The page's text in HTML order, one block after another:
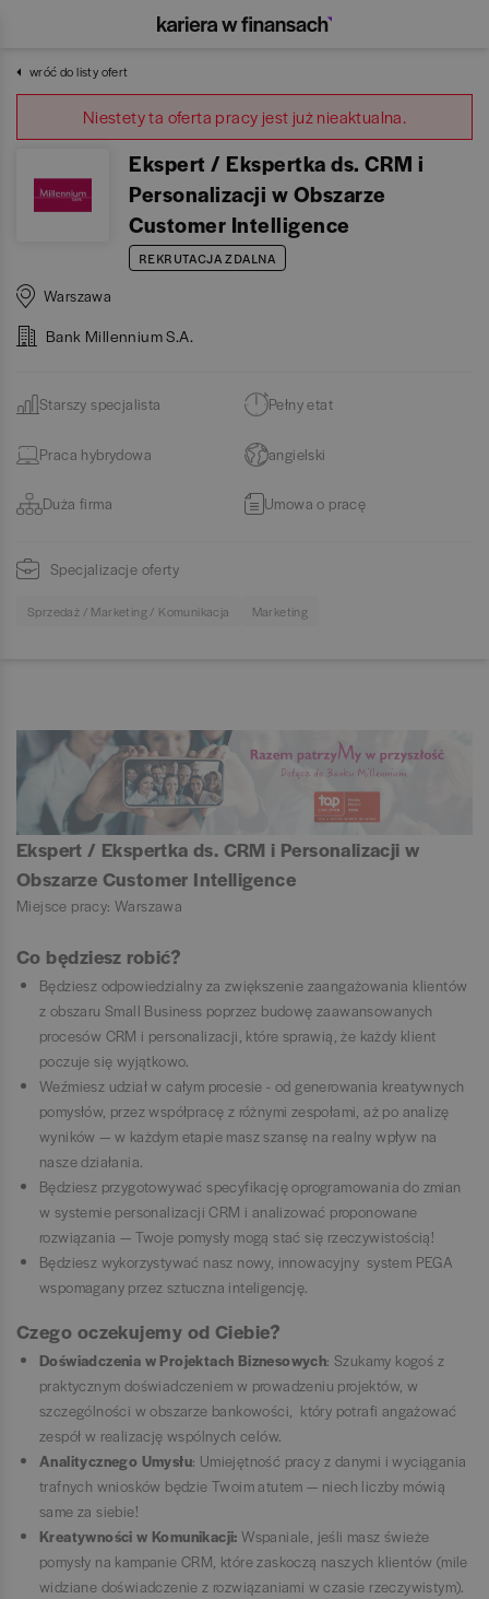
wróć do listy ofert
Niestety ta oferta pracy jest już nieaktualna.
Ekspert / Ekspertka ds. CRM i
Personalizacji w Obszarze
Customer Intelligence
REKRUTACJA ZDALNA
Warszawa
Bank Millennium S.A.
Starszy specjalista Pełny etat
Praca hybrydowa angielski
Duża firma Umowa o pracę
Specjalizacje oferty
Sprzedaż / Marketing / Komunikacja Marketing
Ekspert / Ekspertka ds. CRM i Personalizacji w
Obszarze Customer Intelligence
Miejsce pracy: Warszawa
Co będziesz robić?
Będziesz odpowiedzialny za zwiększenie zaangażowania klientów
z obszaru Small Business poprzez budowę zaawansowanych
procesów CRM i personalizacji, które sprawią, że każdy klient
poczuje się wyjątkowo.
Weźmiesz udział w całym procesie - od generowania kreatywnych
pomysłów, przez współpracę z różnymi zespołami, aż po analizę
wyników — w każdym etapie masz szansę na realny wpływ na
nasze działania.
Będziesz przygotowywać specyfikację oprogramowania do zmian
w systemie personalizacji CRM i analizować proponowane
rozwiązania — Twoje pomysły mogą stać się rzeczywistością!
Będziesz wykorzystywać nasz nowy, innowacyjny system PEGA
wspomagany przez sztuczna inteligencję.
Czego oczekujemy od Ciebie?
Doświadczenia w Projektach Biznesowych: Szukamy kogoś z
praktycznym doświadczeniem w prowadzeniu projektów, w
szczególności w obszarze bankowości, który potrafi angażować
zespół w realizację wspólnych celów.
Analitycznego Umysłu: Umiejętność pracy z danymi i wyciągania
trafnych wniosków będzie Twoim atutem — niech liczby mówią
same za siebie!
Kreatywności w Komunikacji: Wspaniale, jeśli masz świeże
pomysły na kampanie CRM, które zaskoczą naszych klientów (mile
widziane doświadczenie z rozwiązaniami w czasie rzeczywistym).